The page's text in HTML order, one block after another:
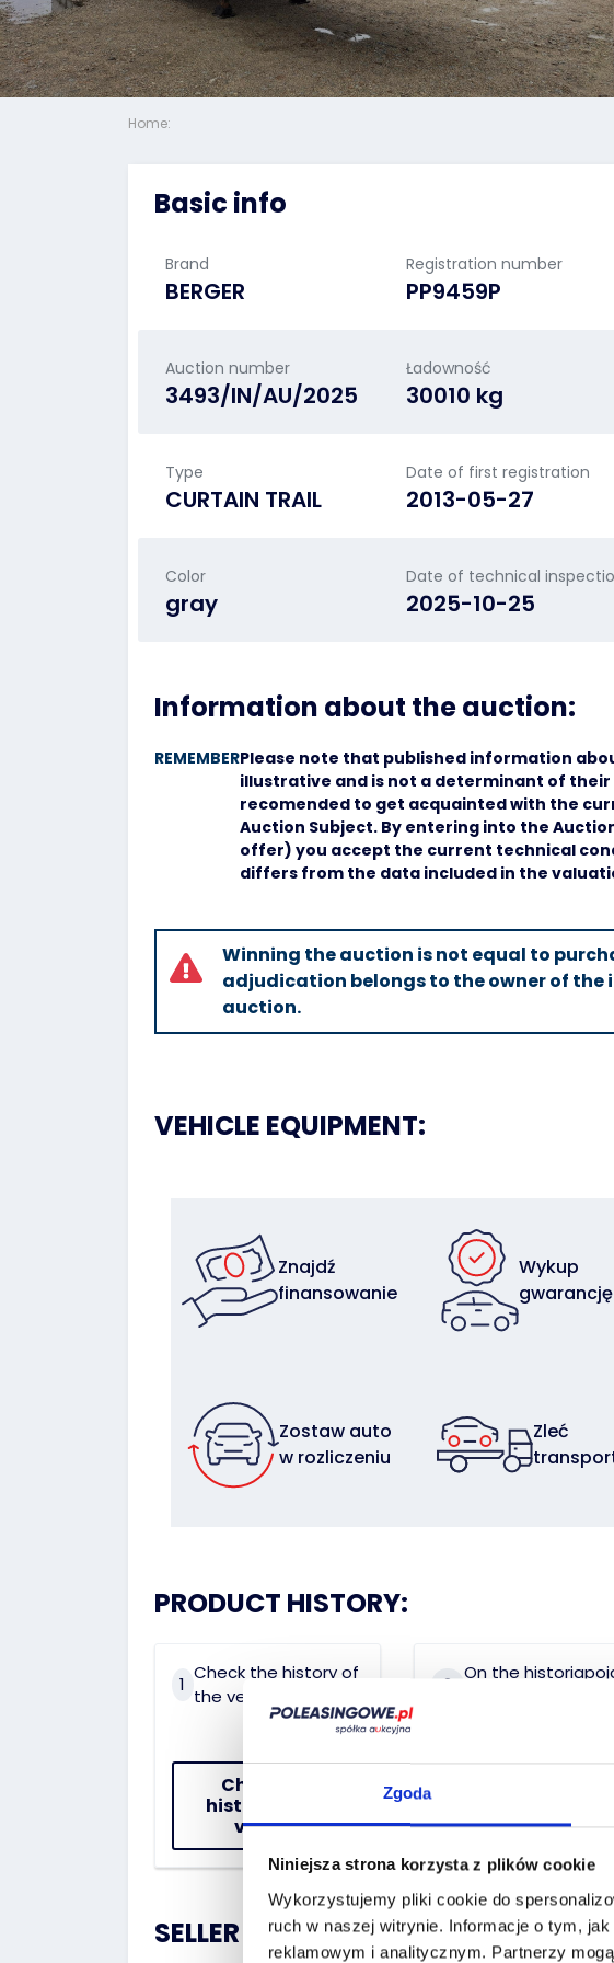
Zgoda
Niniejsza strona korzysta z plików cookie
Wykorzystujemy pliki cookie do
ruch w naszej witrynie. Informacje o tym,
reklamowym i analitycznym. Partnerzy
Home:
Basic info
Brand
BERGER
Registration number
PP9459P
Auction number
3493/IN/AU/2025
Ładowność
30010 kg
Type
CURTAIN TRAIL
Date of first registration
2013-05-27
Color
gray
Date of technical
2025-10-25
Information about the auction:
REMEMBERPlease note that published information
illustrative and is not a determinant of
recomended to get acquainted with the
Auction Subject. By entering into the
offer) you accept the current technical
differs from the data included in the
Winning the auction is not equal to
adjudication belongs to the owner of the
auction.
VEHICLE EQUIPMENT:
Znajdź
finansowanie
Wykup
gwarancję
Zostaw auto
w rozliczeniu
Zleć
PRODUCT HISTORY:
1
Check the history of
the vehicle
Check the
history of the
vehicle
2
On the
Date of first
SELLER :